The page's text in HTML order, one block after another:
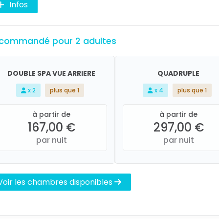
Infos
pour 2 adultes
DOUBLE SPA VUE ARRIERE
x 2 plus que 1
à partir de
167,00 €
par nuit
QUADRUPLE
x 4 plus que 1
à partir de
297,00 €
par nuit
les chambres disponibles